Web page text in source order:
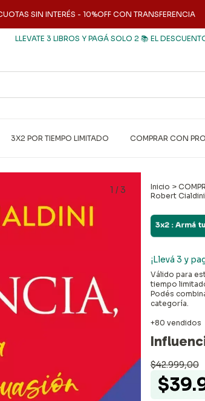
SIN INTERÉS - 10%OFF CON TRANSFERENCIA
3 LIBROS Y PAGÁ SOLO 2 📚 EL DESCUENTO SE
3X2 POR TIEMPO LIMITADO COMPRAR CON
1 / 3 Inicio >
Robert Cialdini
3x2 : Armá
¡Llevá 3 y
Válido para
tiempo
Podés
categoría.
+80 vendidos
$42.999,00